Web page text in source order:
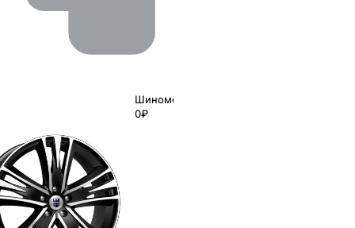
Шиномонтаж
0₽